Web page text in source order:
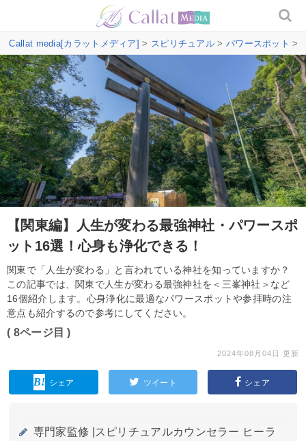
Callat media[カラットメディア] > スピリチュアル > パワースポット >
【関東編】人生が変わる最強神社・パワースポ
ット16選！心身も浄化できる！
関東で「人生が変わる」と言われている神社を知っていますか？
この記事では、関東で人生が変わる最強神社を＜三峯神社＞など
16個紹介します。心身浄化に最適なパワースポットや参拝時の注
意点も紹介するので参考にしてください。
( 8ページ目 )
2024年08月04日 更新
シェア ツイート シェア
専門家監修 |
スピリチュアルカウンセラー ヒーラ